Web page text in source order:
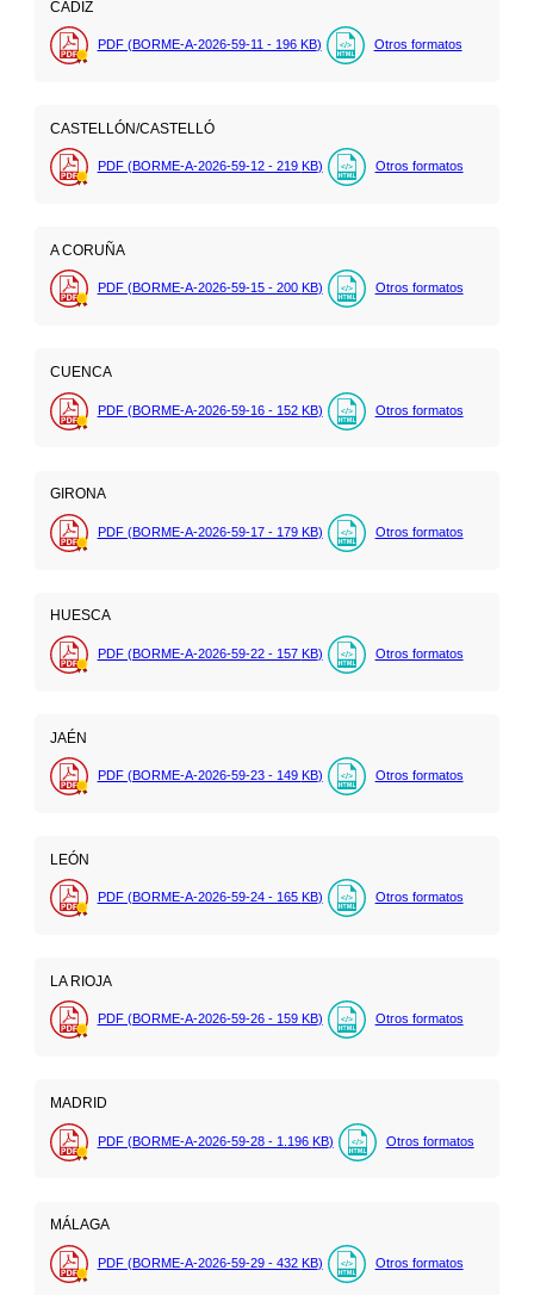
CÁDIZ
PDF (BORME-A-2026-59-11 - 196 KB) Otros formatos
CASTELLÓN/CASTELLÓ
PDF (BORME-A-2026-59-12 - 219 KB) Otros formatos
A CORUÑA
PDF (BORME-A-2026-59-15 - 200 KB) Otros formatos
CUENCA
PDF (BORME-A-2026-59-16 - 152 KB) Otros formatos
GIRONA
PDF (BORME-A-2026-59-17 - 179 KB) Otros formatos
HUESCA
PDF (BORME-A-2026-59-22 - 157 KB) Otros formatos
JAÉN
PDF (BORME-A-2026-59-23 - 149 KB) Otros formatos
LEÓN
PDF (BORME-A-2026-59-24 - 165 KB) Otros formatos
LA RIOJA
PDF (BORME-A-2026-59-26 - 159 KB) Otros formatos
MADRID
PDF (BORME-A-2026-59-28 - 1.196 KB) Otros formatos
MÁLAGA
PDF (BORME-A-2026-59-29 - 432 KB) Otros formatos